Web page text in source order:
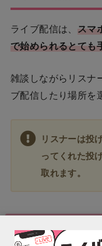
ライブ配信は、
スマ
で始められるとても
雑談しながらリスナ
ブ配信したり場所を
リスナーは投
ってくれた投
取れます。
楽しく稼げるのは